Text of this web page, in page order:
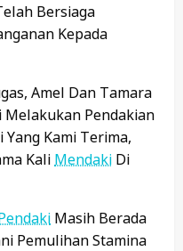
Bersiaga
Kepada
Amel Dan Tamara
Pendakian
Yang Kami Terima,
Kali Mendaki Di
Masih Berada
Pemulihan Stamina